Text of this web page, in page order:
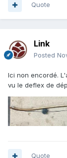
Quote
Link
Posted
Ici non encordé.
vu le deflex de
Quote